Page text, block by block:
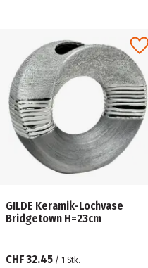
GILDE Keramik-Lochvase
Bridgetown H=23cm
CHF 32.45 / 1 Stk.